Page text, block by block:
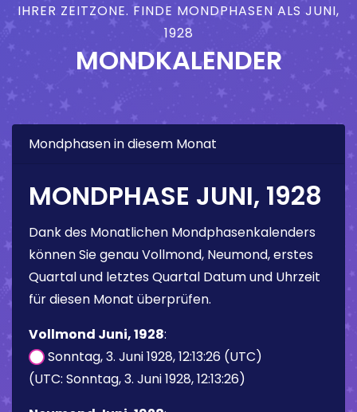
IHRER ZEITZONE. FINDE MONDPHASEN ALS JUNI,
1928
MONDKALENDER
Mondphasen in diesem Monat
MONDPHASE JUNI, 1928
Dank des Monatlichen Mondphasenkalenders
können Sie genau Vollmond, Neumond, erstes
Quartal und letztes Quartal Datum und Uhrzeit
für diesen Monat überprüfen.
Vollmond Juni, 1928:
Sonntag, 3. Juni 1928, 12:13:26 (UTC)
(UTC: Sonntag, 3. Juni 1928, 12:13:26)